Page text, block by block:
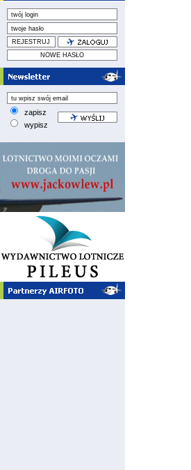
zapisz
wypisz